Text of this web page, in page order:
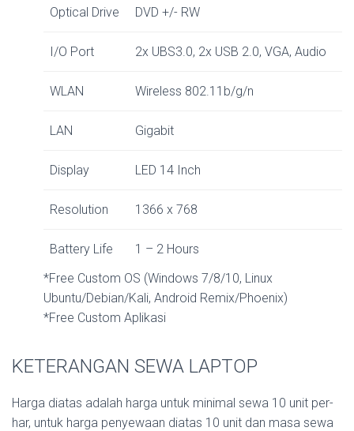
Optical Drive DVD +/- RW
I/O Port 2x UBS3.0, 2x USB 2.0, VGA, Audio
WLAN Wireless 802.11b/g/n
LAN Gigabit
Display LED 14 Inch
Resolution 1366 x 768
Battery Life
1 – 2 Hours
*Free Custom OS (Windows 7/8/10, Linux
Ubuntu/Debian/Kali, Android Remix/Phoenix)
*Free Custom Aplikasi
KETERANGAN SEWA LAPTOP
Harga diatas adalah harga untuk minimal sewa 10 unit per-
har, untuk harga penyewaan diatas 10 unit dan masa sewa